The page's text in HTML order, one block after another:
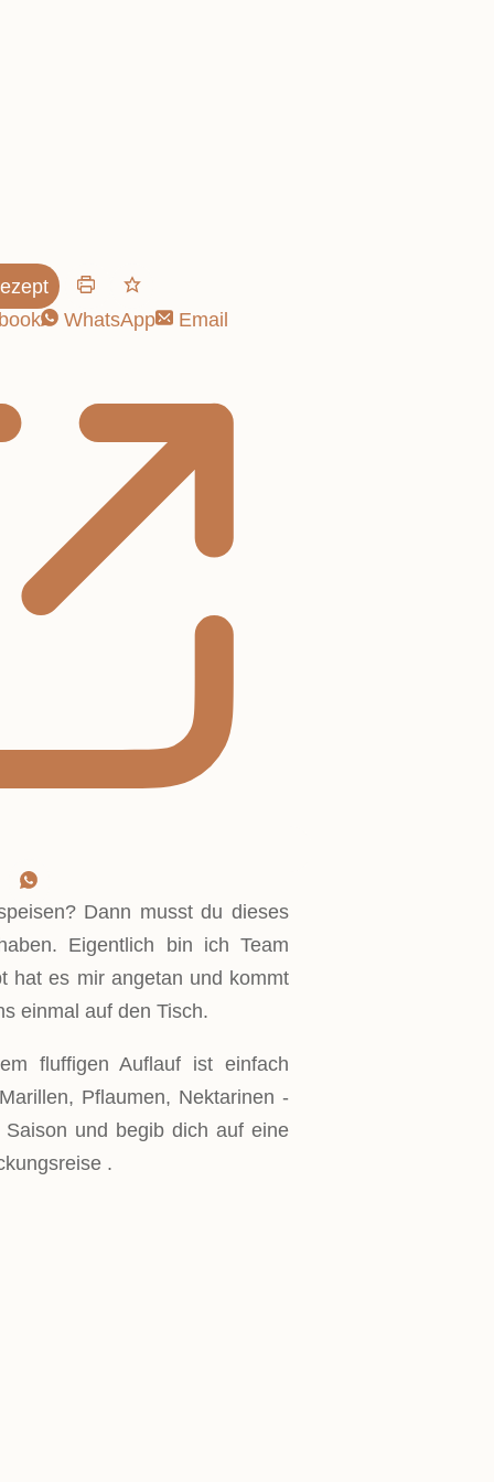
WhatsApp Email
Dann musst du dieses
Eigentlich bin ich Team
hat es mir angetan und kommt
einmal auf den Tisch.
fluffigen Auflauf ist einfach
Pflaumen, Nektarinen -
und begib dich auf eine
.